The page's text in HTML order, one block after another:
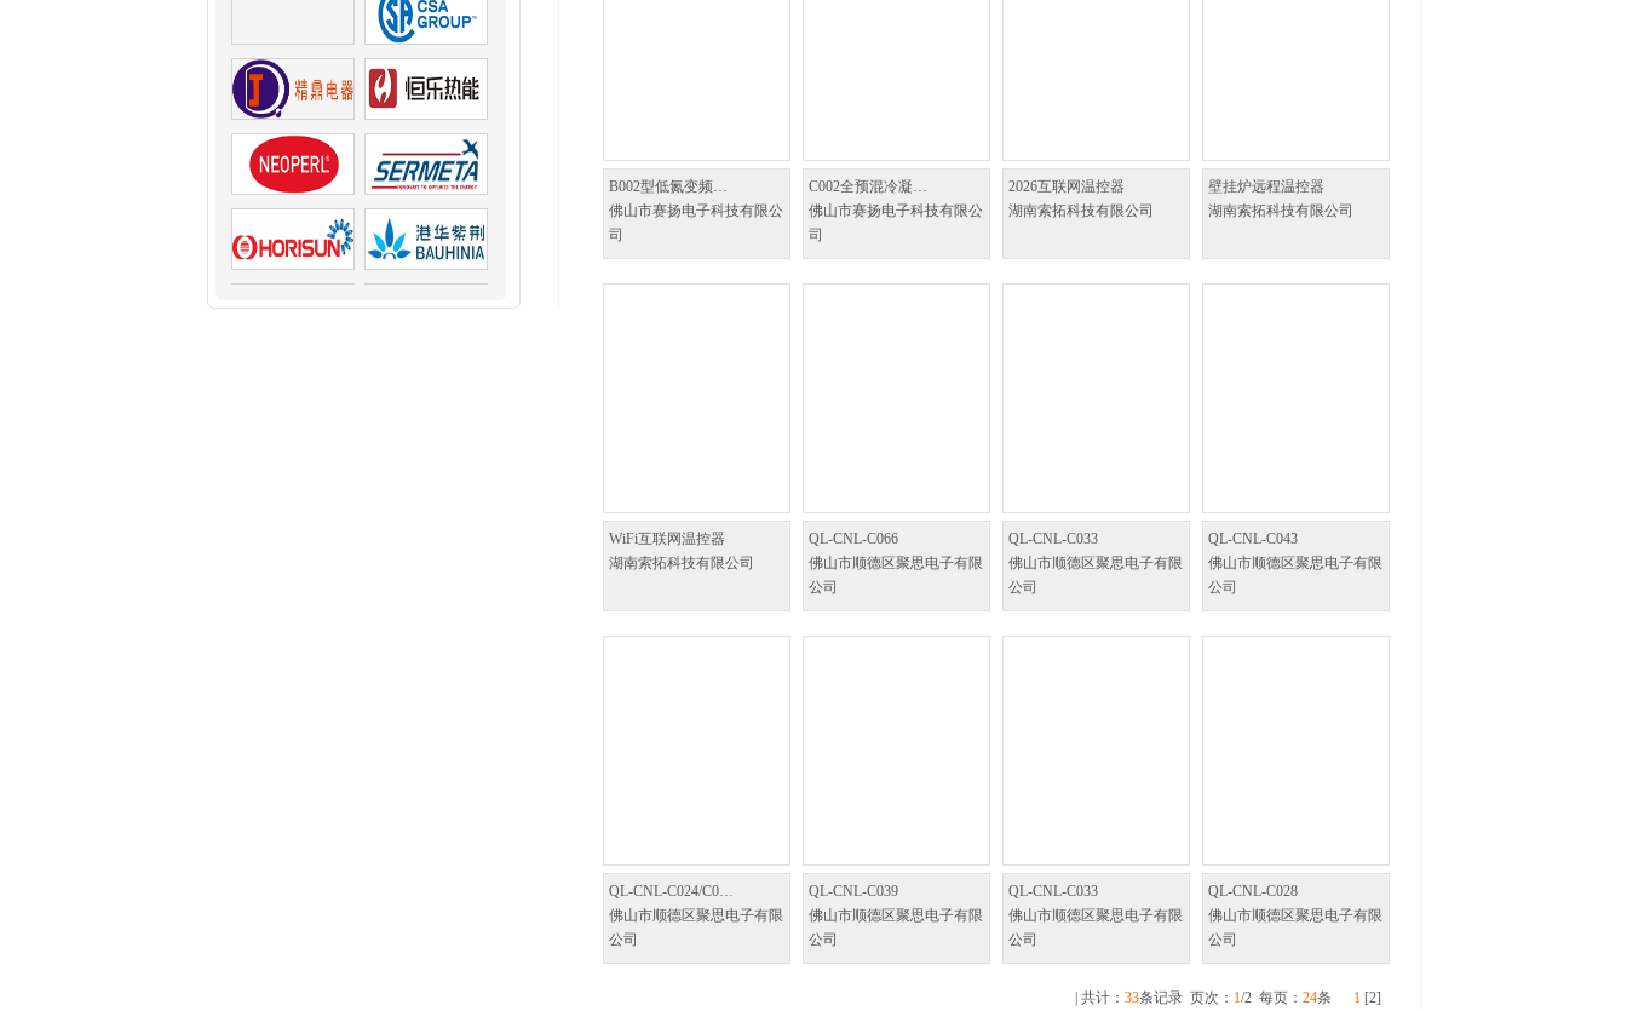
B002型低氮变频…
佛山市赛扬电子科技有限公
司
C002全预混冷凝…
佛山市赛扬电子科技有限公
司
2026互联网温控器
湖南索拓科技有限公司
壁挂炉远程温控器
湖南索拓科技有限公司
WiFi互联网温控器
湖南索拓科技有限公司
QL-CNL-C066
佛山市顺德区聚思电子有限
公司
QL-CNL-C033
佛山市顺德区聚思电子有限
公司
QL-CNL-C043
佛山市顺德区聚思电子有限
公司
QL-CNL-C024/C0…
佛山市顺德区聚思电子有限
公司
QL-CNL-C039
佛山市顺德区聚思电子有限
公司
QL-CNL-C033
佛山市顺德区聚思电子有限
公司
QL-CNL-C028
佛山市顺德区聚思电子有限
公司
| 共计： 33条记录 页次： 1/2 每页： 24条 1[2]